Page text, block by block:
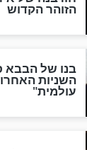
בוא
לחזור